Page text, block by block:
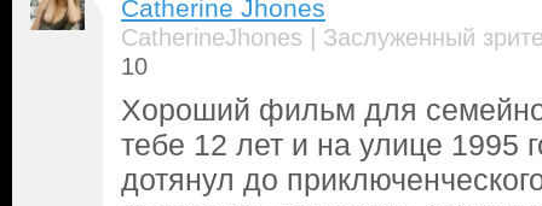
Catherine Jhones
CatherineJhones | Заслуженный
10
Хороший фильм для
тебе 12 лет и на улице 1995
дотянул до